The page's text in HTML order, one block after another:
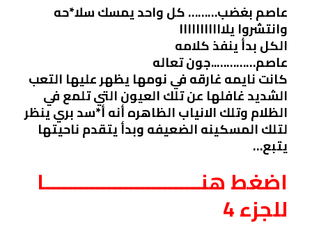
عاصم بغضب……… كل واحد يمسك سلا*حه
وانتشروا يلااااااااااا
الكل بدأ ينفذ كلامه
عاصم…………..جون تعاله
كانت نايمه غارقه في نومها يظهر عليها التعب
الشديد غافلها عن تلك العيون التي تلمع في
الظلام وتلك الانياب الظاهره أنه أ*سد بري ينظر
لتلك المسكينه الضعيفه وبدأ يتقدم ناحيتها
يتبع…
اضغط هنــــــــــــــــــــــــــــا
للجزء 4